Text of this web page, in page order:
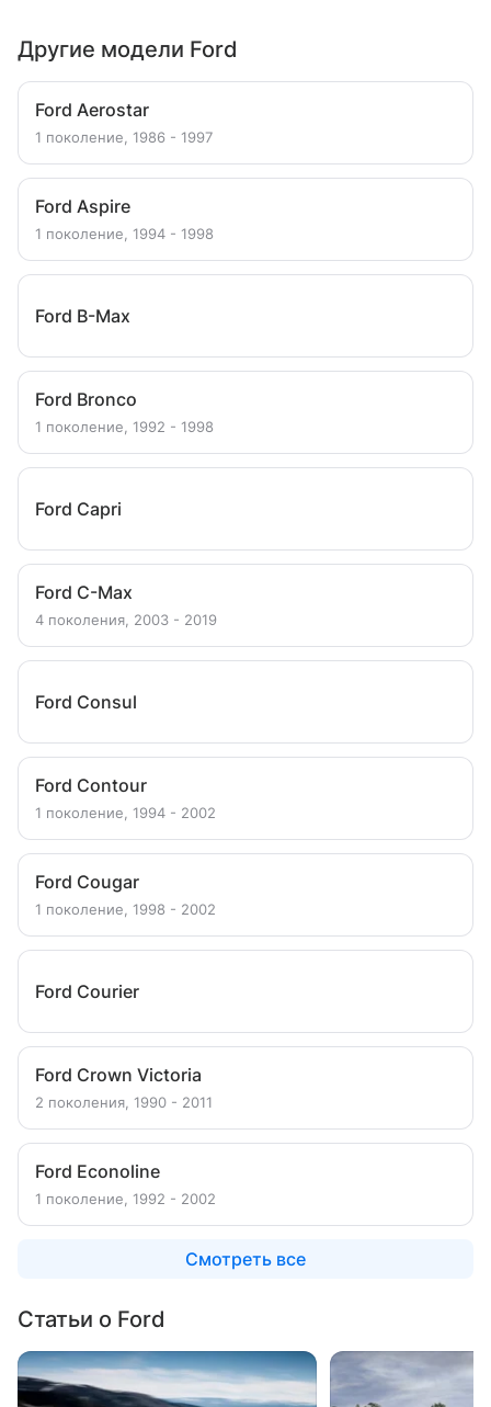
Другие модели Ford
Ford Aerostar
1 поколение, 1986 - 1997
Ford Aspire
1 поколение, 1994 - 1998
Ford B-Max
Ford Bronco
1 поколение, 1992 - 1998
Ford Capri
Ford C-Max
4 поколения, 2003 - 2019
Ford Consul
Ford Contour
1 поколение, 1994 - 2002
Ford Cougar
1 поколение, 1998 - 2002
Ford Courier
Ford Crown Victoria
2 поколения, 1990 - 2011
Ford Econoline
1 поколение, 1992 - 2002
Смотреть все
Статьи о Ford